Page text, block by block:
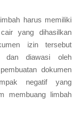
harus memiliki
yang dihasilkan
izin tersebut
dan diawasi oleh
dokumen
negatif yang
membuang limbah